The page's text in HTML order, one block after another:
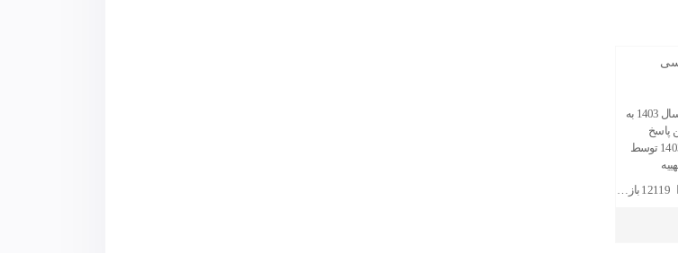
پاسخ تشریحی کنکور ارشد مکانیک سال 1403 به
پاسخ
تشریحی کنکور ارشد مکانیک سال 1403 توسط
12119 بازدید